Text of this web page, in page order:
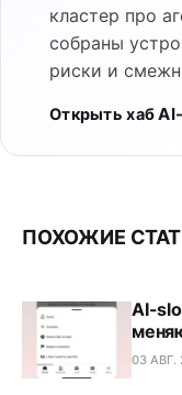
кластер про
собраны
риски и
Открыть хаб
ПОХОЖИЕ
AI-
03 АВГ.